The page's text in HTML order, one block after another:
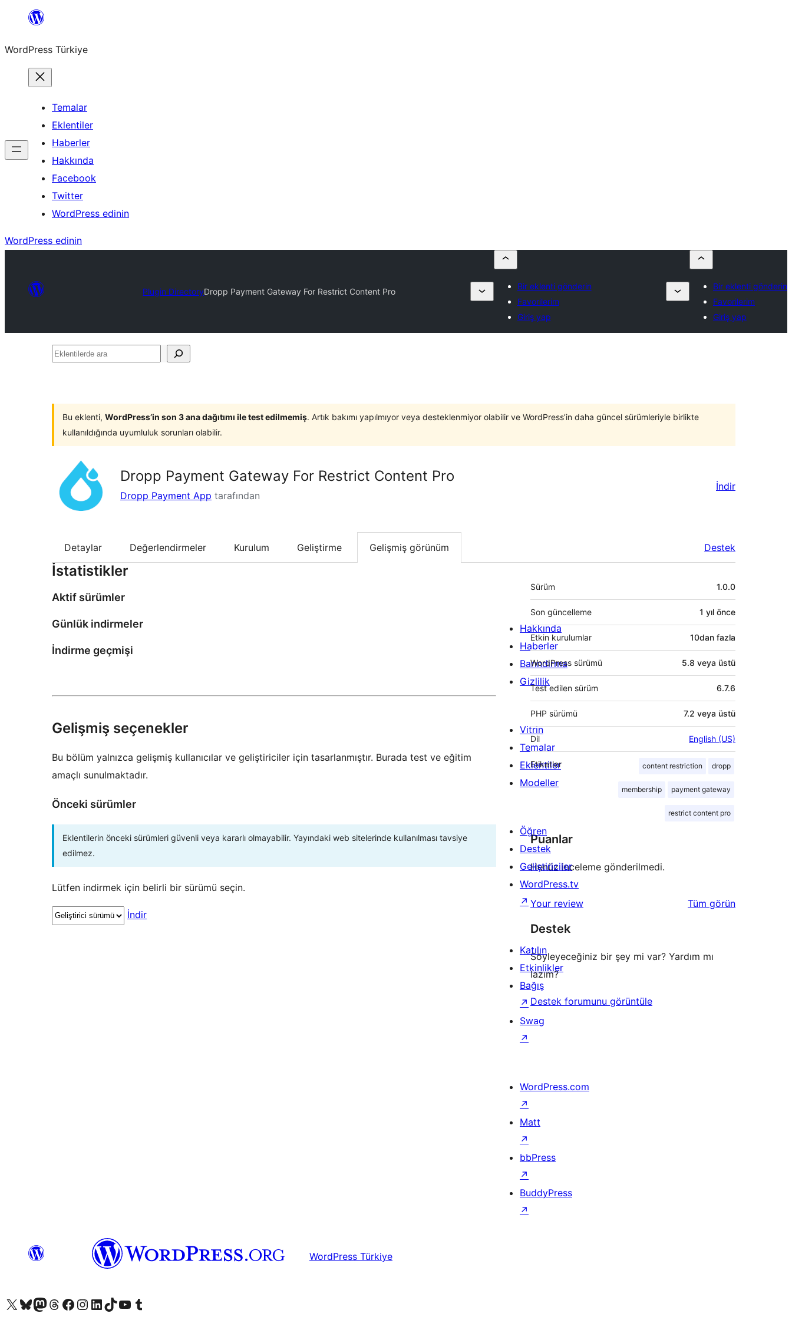
İçeriğe
WordPress Türkiye
Temalar
Eklentiler
Haberler
Hakkında
Facebook
Twitter
WordPress edinin
WordPress edinin
Plugin DirectoryDropp Payment Gateway For Restrict Content Pro
Bir eklenti gönderin
Favorilerim
Giriş yap
Bir eklenti gönderin
Favorilerim
Giriş yap
Eklentilerde
Bu eklenti, WordPress’in son 3 ana dağıtımı ile test edilmemiş. Artık bakımı yapılmıyor veya desteklenmiyor olabilir ve WordPress’in daha güncel sürümleriyle birlikte
kullanıldığında uyumluluk sorunları olabilir.
Dropp Payment Gateway For Restrict Content Pro
Dropp Payment App tarafından
İndir
Detaylar Değerlendirmeler Kurulum Geliştirme Gelişmiş görünüm Destek
İstatistikler
Aktif sürümler
Günlük indirmeler
İndirme geçmişi
Gelişmiş seçenekler
Bu bölüm yalnızca gelişmiş kullanıcılar ve geliştiriciler için tasarlanmıştır. Burada test ve eğitim
amaçlı sunulmaktadır.
Önceki sürümler
Eklentilerin önceki sürümleri güvenli veya kararlı olmayabilir. Yayındaki web sitelerinde kullanılması tavsiye
edilmez.
Lütfen indirmek için belirli bir sürümü seçin.
İndir
Meta
Sürüm 1.0.0
Son güncelleme 1 yıl önce
Etkin kurulumlar 10dan fazla
WordPress sürümü 5.8 veya üstü
Test edilen sürüm 6.7.6
PHP sürümü 7.2 veya üstü
Dil English (US)
Etiketler content restriction dropp
membership payment gateway
restrict content pro
Puanlar
Henüz inceleme gönderilmedi.
Your review Tüm değerlendirmeleri
görün
Destek
Söyleyeceğiniz bir şey mi var? Yardım mı
lazım?
Destek forumunu görüntüle
Hakkında
Haberler
Barındırma
Gizlilik
Vitrin
Temalar
Eklentiler
Modeller
Öğren
Destek
Geliştiriciler
WordPress.tv
↗
Katılın
Etkinlikler
Bağış
↗
Swag
↗
WordPress.com
↗
Matt
↗
bbPress
↗
BuddyPress
↗
WordPress Türkiye
X (eski Twitter) hesabımıza bakın
Bluesky hesabımızı ziyaret edinMastodon hesabımızı ziyaret edinThreads hesabımızı ziyaret edinFacebook sayfamızı ziyaret edinInstagram hesabımızı ziyaret edinLinkedIn hesabımızı ziyaret edinTikTok hesabımızı ziyaret edinYouTube kanalımızı ziyaret edinTumblr hesabımızı ziyaret edin